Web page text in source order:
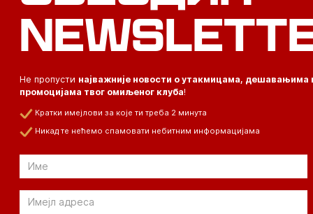
Не пропусти најважније новости о утакмицама, дешавањима
промоцијама твог омиљеног клуба!
Кратки имејлови за које ти треба 2 минута
Никад те нећемо спамовати небитним информацијама
Email
Email